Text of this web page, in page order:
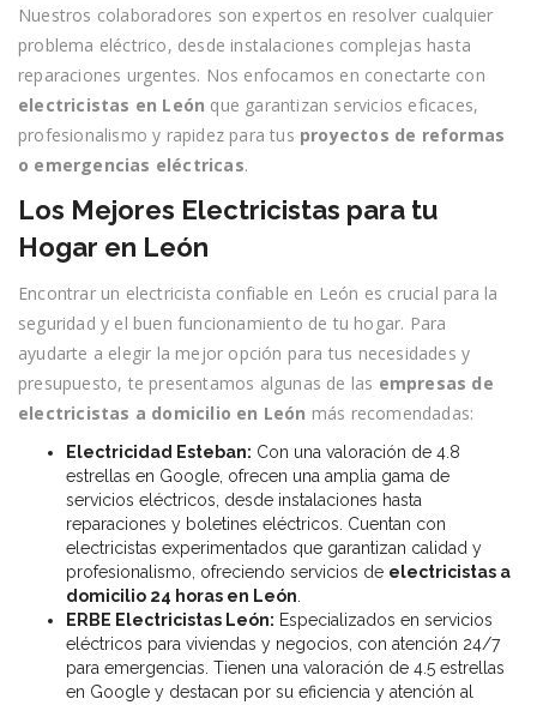
Nuestros colaboradores son expertos en resolver cualquier
problema eléctrico, desde instalaciones complejas hasta
reparaciones urgentes. Nos enfocamos en conectarte con
electricistas en León que garantizan servicios eficaces,
profesionalismo y rapidez para tus proyectos de reformas
o emergencias eléctricas.
Los Mejores Electricistas para tu
Hogar en León
Encontrar un electricista confiable en León es crucial para la
seguridad y el buen funcionamiento de tu hogar. Para
ayudarte a elegir la mejor opción para tus necesidades y
presupuesto, te presentamos algunas de las empresas de
electricistas a domicilio en León más recomendadas:
Electricidad Esteban: Con una valoración de 4.8
estrellas en Google, ofrecen una amplia gama de
servicios eléctricos, desde instalaciones hasta
reparaciones y boletines eléctricos. Cuentan con
electricistas experimentados que garantizan calidad y
profesionalismo, ofreciendo servicios de electricistas a
domicilio 24 horas en León
ERBE Electricistas León: Especializados en servicios
eléctricos para viviendas y negocios, con atención 24/7
para emergencias. Tienen una valoración de 4.5 estrellas
en Google y destacan por su eficiencia y atención al